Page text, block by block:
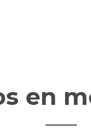
en